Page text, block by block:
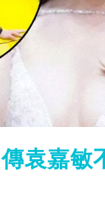
袁嘉敏